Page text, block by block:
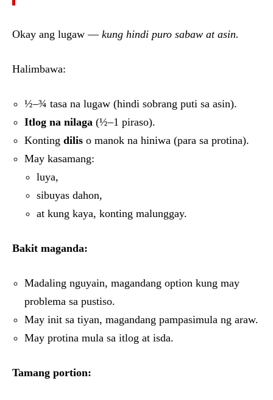
Okay ang lugaw — kung hindi puro sabaw at asin.
Halimbawa:
½–¾ tasa na lugaw (hindi sobrang puti sa asin).
Itlog na nilaga (½–1 piraso).
Konting dilis o manok na hiniwa (para sa protina).
May kasamang:
luya,
sibuyas dahon,
at kung kaya, konting malunggay.
Bakit maganda:
Madaling nguyain, magandang option kung may
problema sa pustiso.
May init sa tiyan, magandang pampasimula ng araw.
May protina mula sa itlog at isda.
Tamang portion: